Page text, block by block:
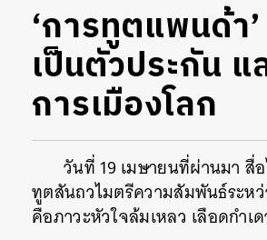
‘การทูตแพนด้า
เป็นตัวประกัน
การเมืองโลก
วันที่ 19 เมษายนที่ผ่านมา สื่
ทูตสันถวไมตรีความสัมพันธ์ระห
คือภาวะหัวใจล้มเหลว เลือดกำ